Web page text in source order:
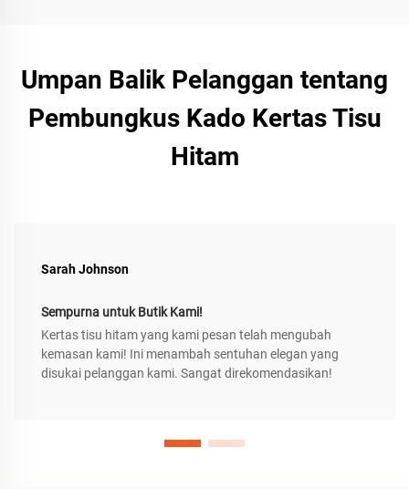
Umpan Balik Pelanggan tentang
Pembungkus Kado Kertas Tisu
Hitam
Sarah Johnson
Sempurna untuk Butik Kami!
Kertas tisu hitam yang kami pesan telah mengubah
kemasan kami! Ini menambah sentuhan elegan yang
disukai pelanggan kami. Sangat direkomendasikan!